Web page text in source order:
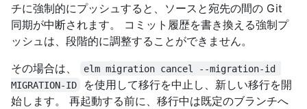
チに強制的にプッシュすると、ソースと宛先の間の Git
同期が中断されます。 コミット履歴を書き換える強制プ
ッシュは、段階的に調整することができません。
その場合は、
elm migration cancel --migration-id
MIGRATION-ID
を使用して移行を中止し、新しい移行を開
始します。 再起動する前に、移行中は既定のブランチへ